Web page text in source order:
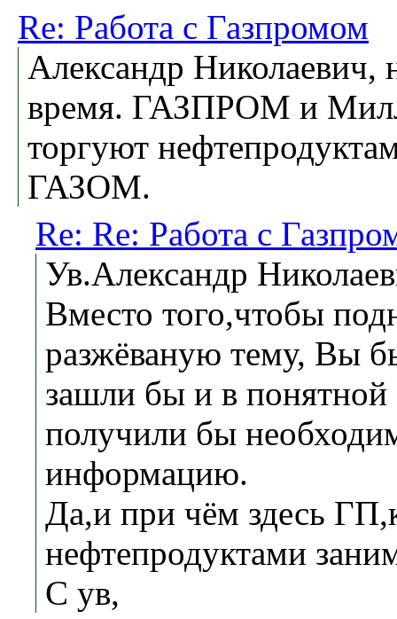
Re: Работа с Газпромом
Александр Николаевич,
время. ГАЗПРОМ и
торгуют
ГАЗОМ.
Re: Re: Работа с
Ув.Александр
Вместо того,чтобы
разжёваную тему, Вы
зашли бы и в
получили бы
информацию.
Да,и при чём здесь
нефтепродуктами
С ув,